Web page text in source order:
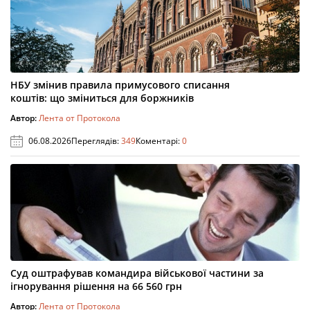
НБУ змінив правила примусового списання
коштів: що зміниться для боржників
Автор:Лента от Протокола
06.08.2026Переглядів:349Коментарі:0
Суд оштрафував командира військової частини за
ігнорування рішення на 66 560 грн
Автор:Лента от Протокола